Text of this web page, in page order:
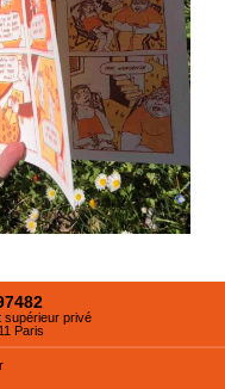
supérieur privé
Paris